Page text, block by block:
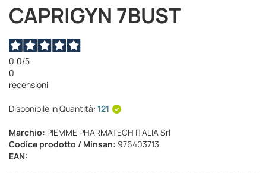
CAPRIGYN 7BUST
0,0/5
0
recensioni
Disponibile in Quantità: 121
Marchio: PIEMME PHARMATECH ITALIA Srl
Codice prodotto / Minsan: 976403713
EAN:
Vai
all'inizio
galleria
di
immagini